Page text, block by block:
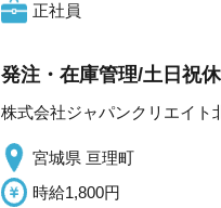
正社員
発注・在庫管理/土日祝
株式会社ジャパンクリエイト
宮城県 亘理町
時給1,800円